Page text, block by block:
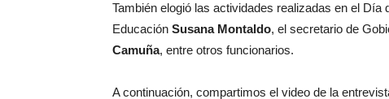
También elogió las actividades realizadas en el
Educación Susana Montaldo, el secretario de
Camuña, entre otros funcionarios.
A continuación, compartimos el video de la